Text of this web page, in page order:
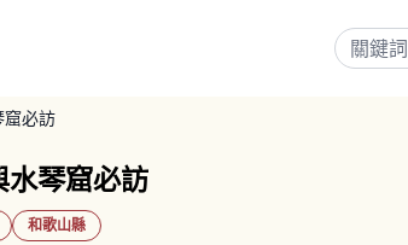
窟必訪
水琴窟必訪
和歌山縣